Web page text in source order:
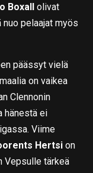
Boxall olivat
pelaajat myös
päässyt vielä
on vaikea
Clennonin
hänestä ei
Viime
Hertsi on
Vepsulle tärkeä